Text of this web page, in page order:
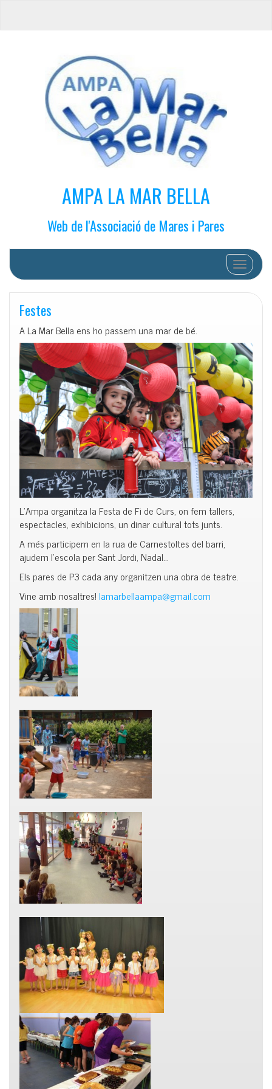
AMPA LA MAR BELLA
Web de l'Associació de Mares i Pares
Cambiar
Festes
A La Mar Bella ens ho passem una mar de bé.
L’Ampa organitza la Festa de Fi de Curs, on fem tallers,
espectacles, exhibicions, un dinar cultural tots junts.
A més participem en la rua de Carnestoltes del barri,
ajudem l’escola per Sant Jordi, Nadal…
Els pares de P3 cada any organitzen una obra de teatre.
Vine amb nosaltres!lamarbellaampa@gmail.com